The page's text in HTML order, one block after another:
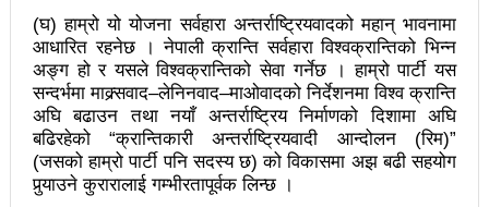
राजावादी र प्रहरीबिच झडपः तीनकुने-वानेश्वर क्षेत्र तनावग्रस्त
लव प्याकुरेलद्वारा निर्देशित वृत्तचित्र ‘गर्ल्स रिराइटिङ डेस्टीनी’
लाई अडियन्स च्वाइस अवार्ड
प्रेस सेन्टरको महाधिवेसनमा पुरस्कृत हुँदै यी पत्रकार
भरतपुरका १ सय २९ सुकुम्बासी घरधुरीलाई लालपूर्जा वितरण
(घ) हाम्रो यो योजना सर्वहारा अन्तर्राष्ट्रियवादको महान् भावनामा
आधारित रहनेछ । नेपाली क्रान्ति सर्वहारा विश्वक्रान्तिको भिन्न
अङ्ग हो र यसले विश्वक्रान्तिको सेवा गर्नेछ । हाम्रो पार्टी यस
सन्दर्भमा माक्र्सवाद–लेनिनवाद–माओवादको निर्देशनमा विश्व क्रान्ति
अघि बढाउन तथा नयाँ अन्तर्राष्ट्रिय निर्माणको दिशामा अघि
बढिरहेको “क्रान्तिकारी अन्तर्राष्ट्रियवादी आन्दोलन (रिम)”
(जसको हाम्रो पार्टी पनि सदस्य छ) को विकासमा अझ बढी सहयोग
पुर्‍याउने कुरारालाई गम्भीरतापूर्वक लिन्छ ।